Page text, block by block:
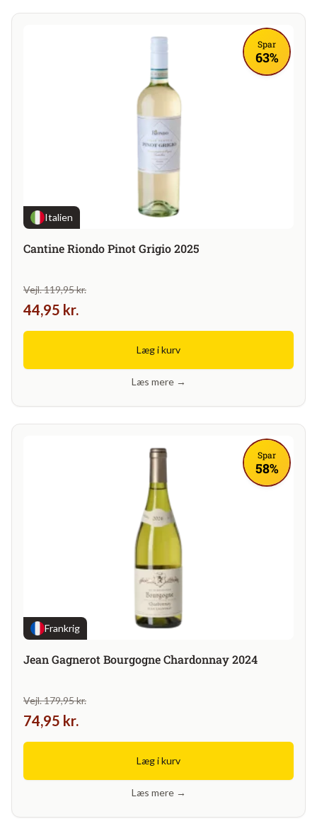
Spar
63%
Italien
Cantine Riondo Pinot Grigio 2025
Vejl. 119,95 kr.
44,95 kr.
Læg i kurv
Læs mere →
Spar
58%
Frankrig
Jean Gagnerot Bourgogne Chardonnay 2024
Vejl. 179,95 kr.
74,95 kr.
Læg i kurv
Læs mere →